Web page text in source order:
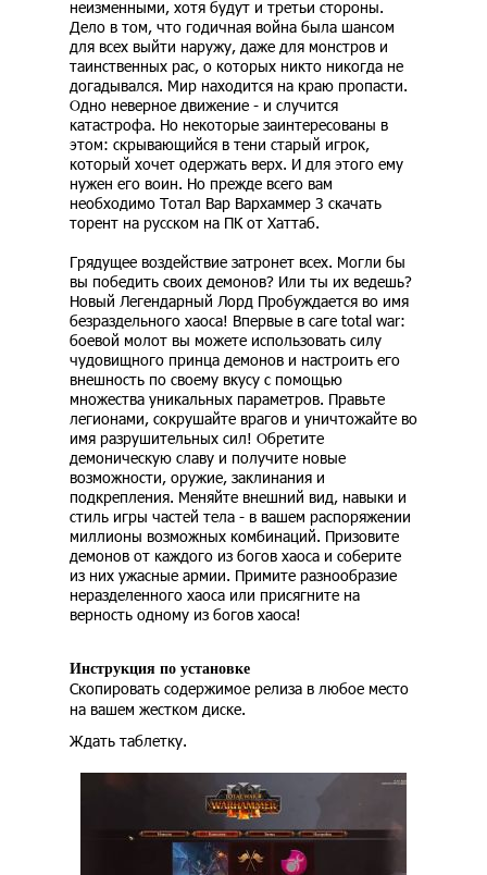
неизменными, хотя будут и третьи стороны.
Дело в том, что годичная война была шансом
для всех выйти наружу, даже для монстров и
таинственных рас, о которых никто никогда не
догадывался. Мир находится на краю пропасти.
Одно неверное движение - и случится
катастрофа. Но некоторые заинтересованы в
этом: скрывающийся в тени старый игрок,
который хочет одержать верх. И для этого ему
нужен его воин. Но прежде всего вам
необходимо Тотал Вар Вархаммер 3 скачать
торент на русском на ПК от Хаттаб.
Грядущее воздействие затронет всех. Могли бы
вы победить своих демонов? Или ты их ведешь?
Новый Легендарный Лорд Пробуждается во имя
безраздельного хаоса! Впервые в саге total war:
боевой молот вы можете использовать силу
чудовищного принца демонов и настроить его
внешность по своему вкусу с помощью
множества уникальных параметров. Правьте
легионами, сокрушайте врагов и уничтожайте во
имя разрушительных сил! Обретите
демоническую славу и получите новые
возможности, оружие, заклинания и
подкрепления. Меняйте внешний вид, навыки и
стиль игры частей тела - в вашем распоряжении
миллионы возможных комбинаций. Призовите
демонов от каждого из богов хаоса и соберите
из них ужасные армии. Примите разнообразие
неразделенного хаоса или присягните на
верность одному из богов хаоса!
Инструкция по установке
Скопировать содержимое релиза в любое место
на вашем жестком диске.
Ждать таблетку.